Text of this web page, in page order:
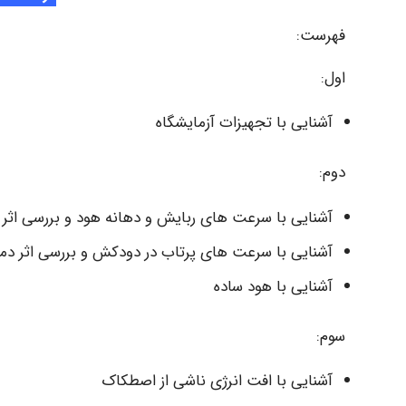
فهرست:
اول:
آشنایی با تجهیزات آزمایشگاه
دوم:
آشنایی با سرعت های ربایش و دهانه هود و بررسی
آشنایی با سرعت های پرتاب در دودکش و بررسی اثر
آشنایی با هود ساده
سوم:
آشنایی با افت انرژی ناشی از اصطکاک